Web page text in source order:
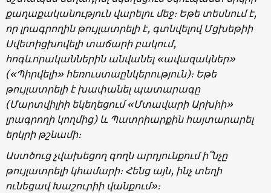
քաղաքականություն վարելու մեջ։ Եթե ​​տեսնում է,
որ լրագրողին թույլատրելի է, գտնվելով Մցխեթիի
Սվետիցխովելի տաճարի բակում,
հոգևորականներին անվանել «ավազակներ»
(«Պիրվելի» հեռուստաընկերություն)։ Եթե ​​
թույլատրելի է խափանել պատարագը
(Մարտվիլիի եկեղեցում«Մտավարի Արխիի»
լրագրողի կողմից) և Պատրիարքին հայտարարել
երկրի թշնամի։
Աստծուց չվախեցող գողն արդյունքում ի՞նչը
թույլատրելի կհամարի։ Հենց այն, ինչ տեղի
ունեցավ Խաշուրիի վանքում»։